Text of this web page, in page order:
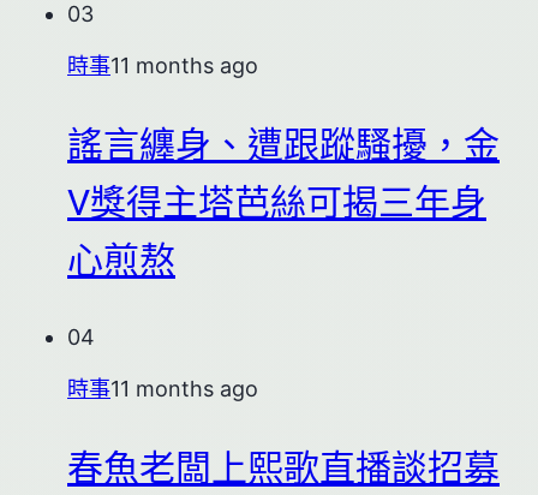
03
時事11 months ago
謠言纏身、遭跟蹤騷擾，金
V獎得主塔芭絲可揭三年身
心煎熬
04
時事11 months ago
春魚老闆上熙歌直播談招募